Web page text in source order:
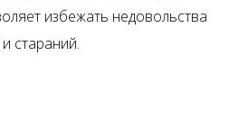
избежать недовольства
стараний.